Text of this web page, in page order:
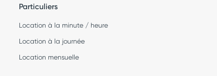
Particuliers
Location à la minute / heure
Location à la journée
Location mensuelle